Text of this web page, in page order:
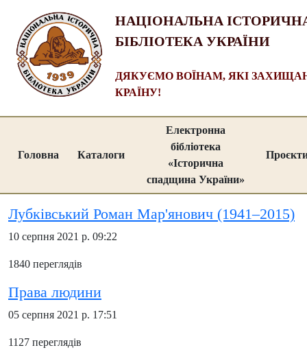
НАЦІОНАЛЬНА
БІБЛІОТЕКА УКРАЇНИ
ДЯКУЄМО ВОЇНАМ, ЯКІ
КРАЇНУ!
Головна Каталоги
Електронна
бібліотека
«Історична
спадщина України»
Лубківський Роман Мар'янович (1941–2015)
10 серпня 2021 р. 09:22
1840 переглядів
Права людини
05 серпня 2021 р. 17:51
1127 переглядів